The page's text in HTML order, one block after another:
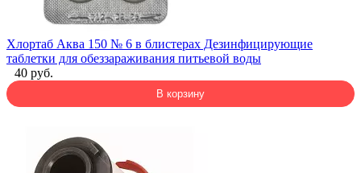
Хлортаб Аква 150 № 6 в блистерах Дезинфицирующие
таблетки для обеззараживания питьевой воды
40 руб.
В корзину